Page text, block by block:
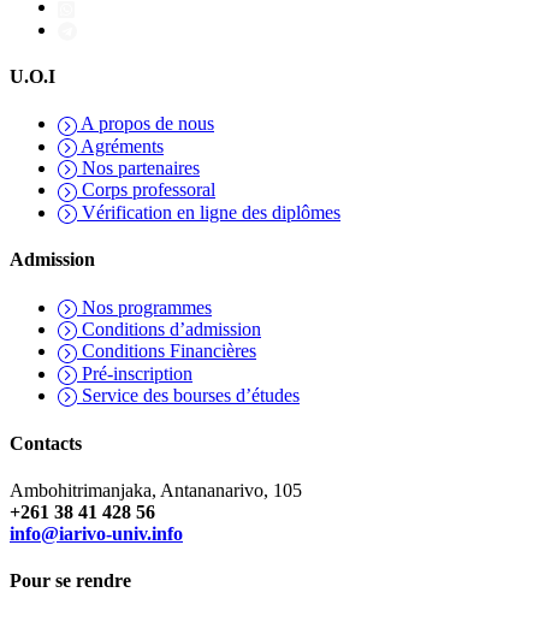
U.O.I
A propos de nous
Agréments
Nos partenaires
Corps professoral
Vérification en ligne des diplômes
Admission
Nos programmes
Conditions d’admission
Conditions Financières
Pré-inscription
Service des bourses d’études
Contacts
Ambohitrimanjaka, Antananarivo, 105
+261 38 41 428 56
info@iarivo-univ.info
Pour se rendre